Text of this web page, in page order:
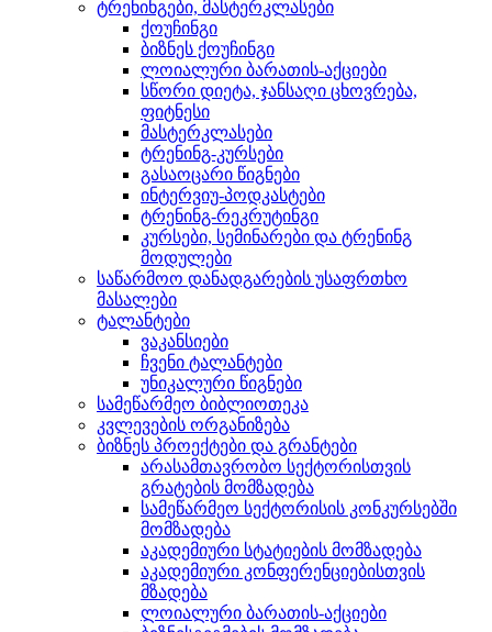
ტრენინგები, მასტერკლასები
ქოუჩინგი
ბიზნეს ქოუჩინგი
ლოიალური ბარათის-აქციები
სწორი დიეტა, ჯანსაღი ცხოვრება,
ფიტნესი
მასტერკლასები
ტრენინგ-კურსები
გასაოცარი წიგნები
ინტერვიუ-პოდკასტები
ტრენინგ-რეკრუტინგი
კურსები, სემინარები და ტრენინგ
მოდულები
საწარმოო დანადგარების უსაფრთხო
მასალები
ტალანტები
ვაკანსიები
ჩვენი ტალანტები
უნიკალური წიგნები
სამეწარმეო ბიბლიოთეკა
კვლევების ორგანიზება
ბიზნეს პროექტები და გრანტები
არასამთავრობო სექტორისთვის
გრატების მომზადება
სამეწარმეო სექტორისის კონკურსებში
მომზადება
აკადემიური სტატიების მომზადება
აკადემიური კონფერენციებისთვის
მზადება
ლოიალური ბარათის-აქციები